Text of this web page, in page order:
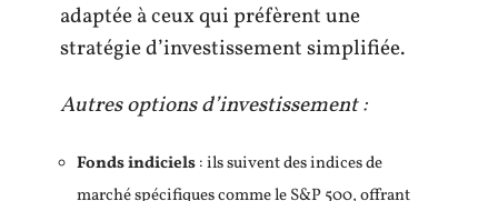
adaptée à ceux qui préfèrent une
stratégie d’investissement simplifiée.
Autres options d’investissement :
Fonds indiciels: ils suivent des indices de
marché spécifiques comme le S&P 500, offrant